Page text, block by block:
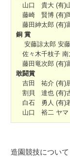
山口 貴大 (有)
藤崎 賢博 (有)
藤田紳太郎 (有)
銅 賞
安藤諒太郎 安
佐々木千枝子 南
藤田竜次郎 (有)
敢闘賞
吉田 祐介 (有)
割貝 達也 (有)
白石 勇人 (有)
山口 裕二 ヤマ
造園競技について